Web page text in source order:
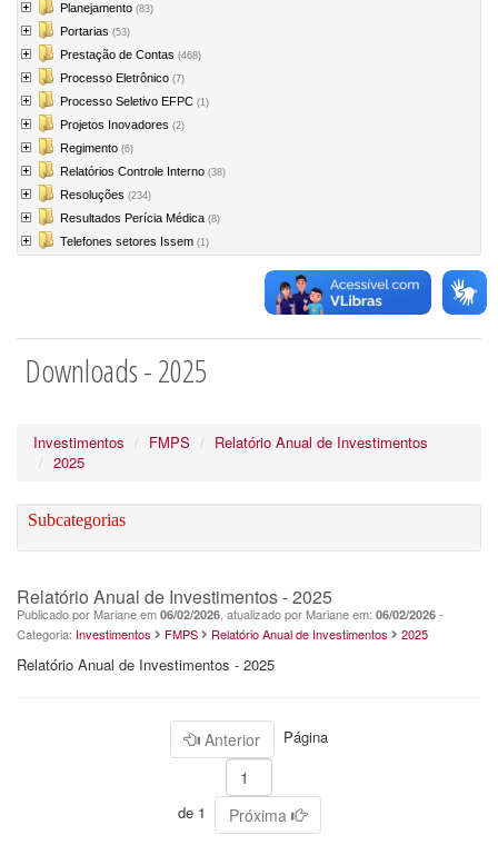
Planejamento (83)
Portarias (53)
Prestação de Contas (468)
Processo Eletrônico (7)
Processo Seletivo EFPC (1)
Projetos Inovadores (2)
Regimento (6)
Relatórios Controle Interno (38)
Resoluções (234)
Resultados Perícia Médica (8)
Telefones setores Issem (1)
Downloads - 2025
Investimentos FMPS
Relatório Anual de Investimentos
2025
Subcategorias
Relatório Anual de Investimentos - 2025
Publicado por Mariane em 06/02/2026 , atualizado por Mariane em: 06/02/2026 -
Categoria: Investimentos FMPS Relatório Anual de Investimentos 2025
Relatório Anual de Investimentos - 2025
Anterior Página
de 1 Próxima